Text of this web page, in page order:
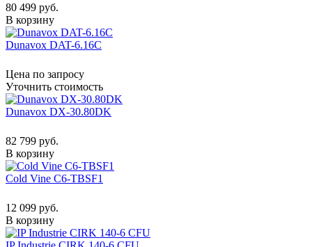
80 499 руб.
В корзину
Dunavox DAT-6.16C
Цена по запросу
Уточнить стоимость
Dunavox DX-30.80DK
82 799 руб.
В корзину
Cold Vine C6-TBSF1
12 099 руб.
В корзину